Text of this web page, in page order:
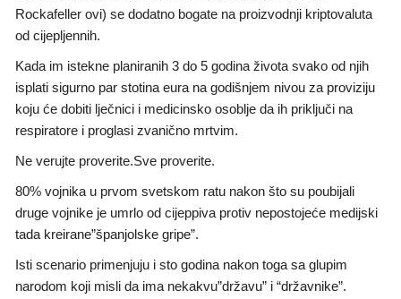
Rockafeller ovi) se dodatno bogate na proizvodnji kriptovaluta
od cijepljennih.
Kada im istekne planiranih 3 do 5 godina života svako od njih
isplati sigurno par stotina eura na godišnjem nivou za proviziju
koju će dobiti lječnici i medicinsko osoblje da ih priključi na
respiratore i proglasi zvanično mrtvim.
Ne verujte proverite.Sve proverite.
80% vojnika u prvom svetskom ratu nakon što su poubijali
druge vojnike je umrlo od cijeppiva protiv nepostojeće medijski
tada kreirane”španjolske gripe”.
Isti scenario primenjuju i sto godina nakon toga sa glupim
narodom koji misli da ima nekakvu”državu” i “državnike”.